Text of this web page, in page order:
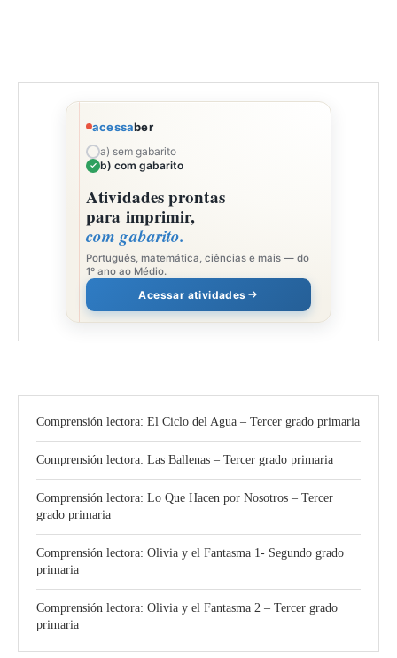
acessaber
a) sem gabarito
b) com gabarito
Atividades prontas
para imprimir,
com gabarito.
Português, matemática, ciências e mais — do
1º ano ao Médio.
Acessar atividades
Comprensión lectora: El Ciclo del Agua – Tercer grado primaria
Comprensión lectora: Las Ballenas – Tercer grado primaria
Comprensión lectora: Lo Que Hacen por Nosotros – Tercer
grado primaria
Comprensión lectora: Olivia y el Fantasma 1- Segundo grado
primaria
Comprensión lectora: Olivia y el Fantasma 2 – Tercer grado
primaria